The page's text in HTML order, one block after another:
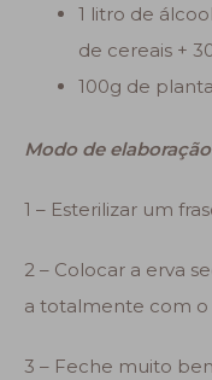
1 litro de
de cereais +
100g de
Modo de elaboração
1 – Esterilizar um
2 – Colocar a erva
a totalmente com o
3 – Feche muito